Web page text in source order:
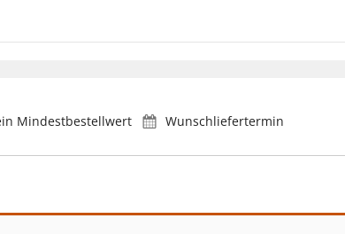
Mindestbestellwert Wunschliefertermin